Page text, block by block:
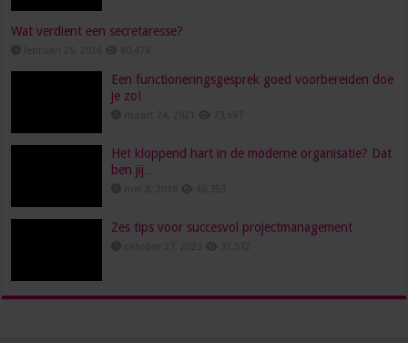
Wat verdient een secretaresse?
Een functioneringsgesprek goed voorbereiden doe
je zo!
Het kloppend hart in de moderne organisatie? Dat
ben jij…
Zes tips voor succesvol projectmanagement